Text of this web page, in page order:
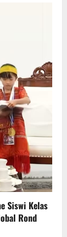
Siswi Kelas
Rond